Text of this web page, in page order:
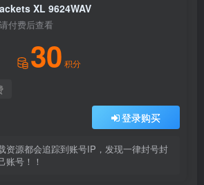
XL 9624WAV
付费后查看
30 积分
登录购买
资源都会追踪到账号IP，发现一律封号封
账号！！